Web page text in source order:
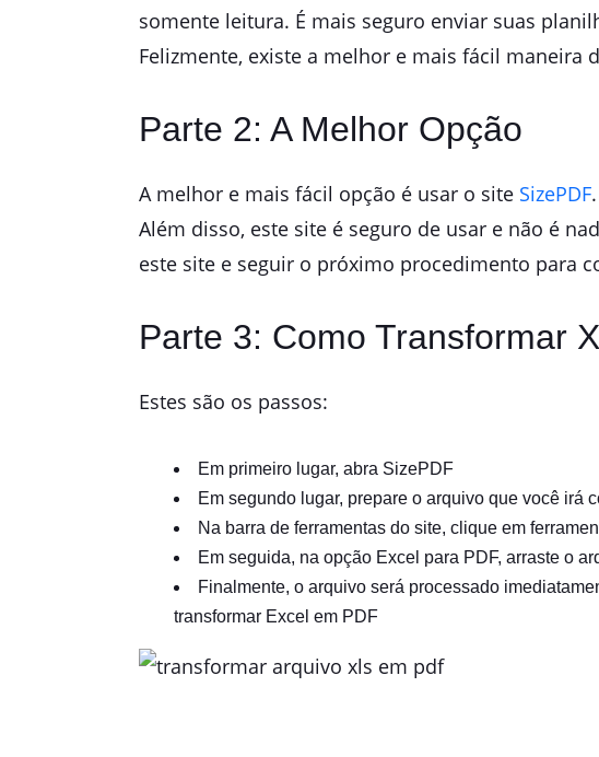
somente leitura. É mais seguro enviar suas
Felizmente, existe a melhor e mais fácil maneira
Parte 2: A Melhor Opção
A melhor e mais fácil opção é usar o site SizePDF
Além disso, este site é seguro de usar e não é
este site e seguir o próximo procedimento para
Parte 3: Como Transformar
Estes são os passos:
Em primeiro lugar, abra SizePDF
Em segundo lugar, prepare o arquivo que você irá
Na barra de ferramentas do site, clique em
Em seguida, na opção Excel para PDF, arraste o
Finalmente, o arquivo será processado
transformar Excel em PDF